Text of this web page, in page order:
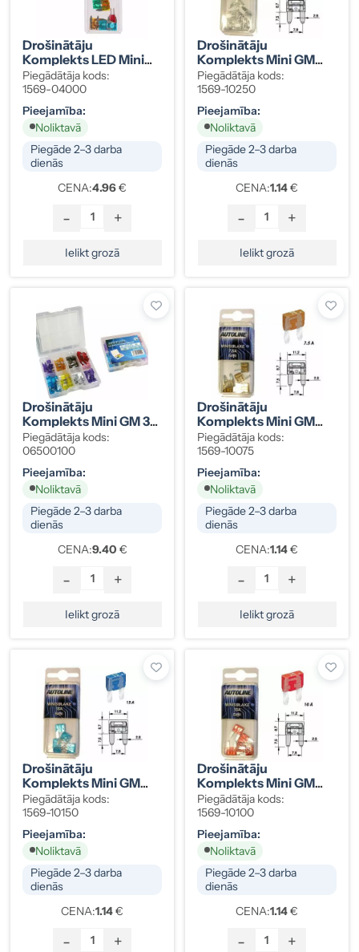
Drošinātāju
Komplekts LED Mini
GM, 10 Gab.
Piegādātāja kods:
1569-04000
Pieejamība:
Noliktavā
Piegāde 2–3 darba
dienās
CENA:4.96€
- +
Ielikt grozā
Drošinātāju
Komplekts Mini GM
25A Balts, 5 Gab.
Piegādātāja kods:
1569-10250
Pieejamība:
Noliktavā
Piegāde 2–3 darba
dienās
CENA:1.14€
- +
Ielikt grozā
Drošinātāju
Komplekts Mini GM 3–
35A, 100 Gab.
Piegādātāja kods:
06500100
Pieejamība:
Noliktavā
Piegāde 2–3 darba
dienās
CENA:9.40 €
- +
Ielikt grozā
Drošinātāju
Komplekts Mini GM
7,5A Brūns, 5 Gab.
Piegādātāja kods:
1569-10075
Pieejamība:
Noliktavā
Piegāde 2–3 darba
dienās
CENA:1.14€
- +
Ielikt grozā
Drošinātāju
Komplekts Mini GM
15A Zils, 5 Gab.
Piegādātāja kods:
1569-10150
Pieejamība:
Noliktavā
Piegāde 2–3 darba
dienās
CENA:1.14€
- +
Drošinātāju
Komplekts Mini GM
10A Sarkans, 5 Gab.
Piegādātāja kods:
1569-10100
Pieejamība:
Noliktavā
Piegāde 2–3 darba
dienās
CENA:1.14€
- +